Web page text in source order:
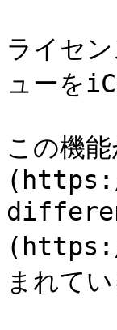
ライセ
ューを
この機
まれて